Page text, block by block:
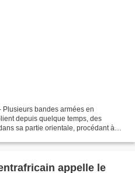
bandes armées en
depuis quelque temps, des
sa partie orientale, procédant à
appelle le